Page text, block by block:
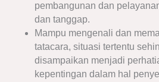
pembangunan dan
dan tanggap.
Mampu mengenali dan
tatacara, situasi tertentu
disampaikan menjadi
kepentingan dalam hal